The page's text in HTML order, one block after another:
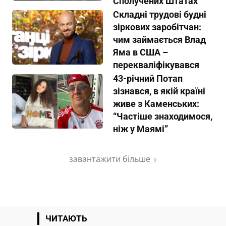
Складні трудові будні
зіркових заробітчан:
чим займається Влад
Яма в США –
перекваліфікувався
43-річний Потап
зізнався, в якій країні
живе з Каменських:
“Частіше знаходимося,
ніж у Маямі”
завантажити більше
ЧИТАЮТЬ